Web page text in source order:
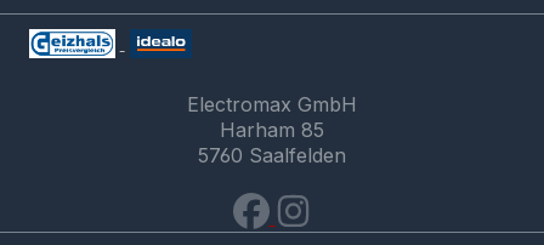
Electromax GmbH
Harham 85
5760 Saalfelden